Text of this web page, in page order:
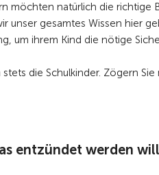
möchten natürlich die richtige
unser gesamtes Wissen hier
um ihrem Kind die nötige
die Schulkinder. Zögern
entzündet werden